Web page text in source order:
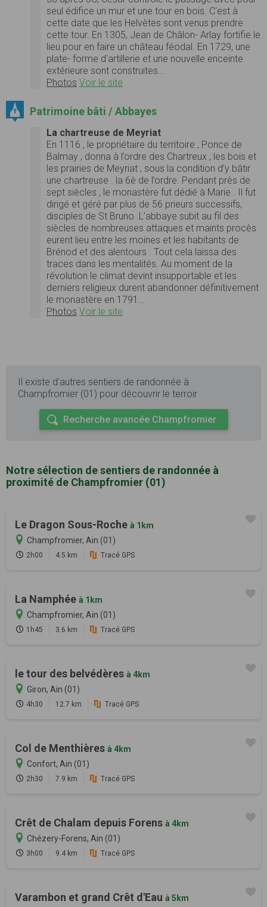
seul édifice un mur et une tour en bois. C'est à
cette date que les Helvètes sont venus prendre
cette tour. En 1305, Jean de Châlon- Arlay fortifie le
lieu pour en faire un château féodal. En 1729, une
plate- forme d'artillerie et une nouvelle enceinte
extérieure sont construites…
Photos Voir le site
Patrimoine bâti / Abbayes
La chartreuse de Meyriat
En 1116 , le propriétaire du territoire , Ponce de
Balmay , donna à l’ordre des Chartreux , les bois et
les prairies de Meyriat , sous la condition d’y bâtir
une chartreuse . la 6è de l’ordre. Pendant près de
sept siècles , le monastère fut dédié à Marie . Il fut
dirigé et géré par plus de 56 prieurs successifs,
disciples de St Bruno .L’abbaye subit au fil des
siècles de nombreuses attaques et maints procès
eurent lieu entre les moines et les habitants de
Brénod et des alentours . Tout cela laissa des
traces dans les mentalités. Au moment de la
révolution le climat devint insupportable et les
derniers religieux durent abandonner définitivement
le monastère en 1791…
Photos Voir le site
Il existe d'autres sentiers de randonnée à
Champfromier (01) pour découvrir le terroir
Recherche avancée Champfromier
Notre sélection de sentiers de randonnée à
proximité de Champfromier (01)
Le Dragon Sous-Roche à 1km
Champfromier, Ain (01)
2h00 4.5 km Tracé GPS
La Namphée à 1km
Champfromier, Ain (01)
1h45 3.6 km Tracé GPS
le tour des belvédères à 4km
Giron, Ain (01)
4h30 12.7 km Tracé GPS
Col de Menthières à 4km
Confort, Ain (01)
2h30 7.9 km Tracé GPS
Crêt de Chalam depuis Forens à 4km
Chézery-Forens, Ain (01)
3h00 9.4 km Tracé GPS
Varambon et grand Crêt d'Eau à 5km